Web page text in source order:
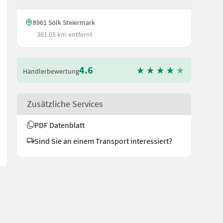
Fußraum (1x LED) - 4er Satz LS-Grip Pro 12&#34; - 1x
8961 Sölk Steiermark
361.05 km entfernt
Händlerbewertung4.6
Zusätzliche Services
PDF Datenblatt
Sind Sie an einem Transport interessiert?